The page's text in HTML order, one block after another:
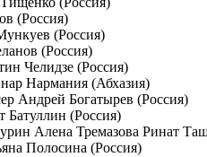
(Россия)
(Россия)
(Россия)
Челидзе (Россия)
Нармания (Абхазия)
Андрей Богатырев (Россия)
Батуллин (Россия)
Алена Тремазова Ринат
Полосина (Россия)